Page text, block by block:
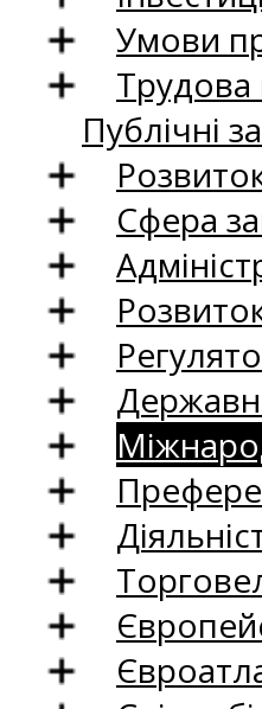
Умови
Трудова
Публічні
Сфера